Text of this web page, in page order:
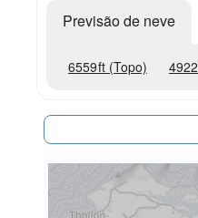
Previsão de neve
6559ft (Topo) 4922